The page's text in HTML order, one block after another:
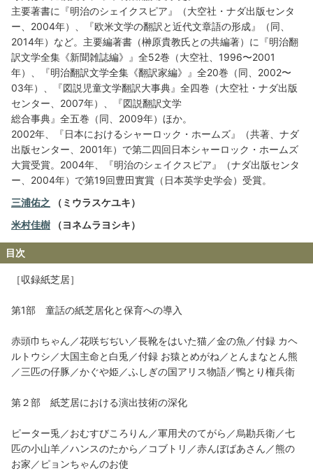
主要著書に『明治のシェイクスピア』（大空社・ナダ出版センタ
ー、2004年）、『欧米文学の翻訳と近代文章語の形成』（同、
2014年）など。主要編著書（榊原貴教氏との共編著）に『明治翻
訳文学全集《新聞雑誌編》』全52巻（大空社、1996〜2001
年）、『明治翻訳文学全集《翻訳家編》』全20巻（同、2002〜
03年）、『図説児童文学翻訳大事典』全四巻（大空社・ナダ出版
センター、2007年）、『図説翻訳文学
総合事典』全五巻（同、2009年）ほか。
2002年、『日本におけるシャーロック・ホームズ』（共著、ナダ
出版センター、2001年）で第二四回日本シャーロック・ホームズ
大賞受賞。2004年、『明治のシェイクスピア』（ナダ出版センタ
ー、2004年）で第19回豊田實賞（日本英学史学会）受賞。
三浦佑之 （ミウラスケユキ）
米村佳樹 （ヨネムラヨシキ）
目次
［収録紙芝居］
第1部 童話の紙芝居化と保育への導入
赤頭巾ちゃん／花咲ぢぢい／長靴をはいた猫／金の魚／付録 カヘ
ルトウシ／大国主命と白兎／付録 お猿とめがね／とんまなとん熊
／三匹の仔豚／かぐや姫／ふしぎの国アリス物語／鴨とり権兵衛
第２部 紙芝居における演出技術の深化
ピーター兎／おむすびころりん／軍用犬のてがら／烏勘兵衛／七
匹の小山羊／ハンスのたから／コブトリ／赤んぼばあさん／熊の
お家／ピョンちゃんのお使